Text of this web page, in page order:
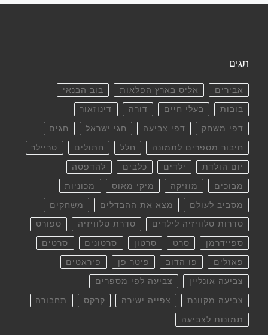
תגים
אבירים אליס בארץ הפלאות בוב הבנאי
בובות בעלי חיים דורה דינוזאור
דפי משחק דפי צביעה חגי ישראל חגים
חיבור מספרים לתמונה חלל חתולים טריילר
יום הולדת ילדים כלבים להדפסה
מבוכים מוזיקה מיקי מאוס מכוניות
מסביב לעולם מצא את ההבדלים משחקים
סדרות טלוויזיה לילדים סדרת טלוויזיה ספורט
ספיידרמן סרט סרטון סרטונים סרטים
פאזלים פו הדוב פיטר פן פיראטים
צביעה אונליין צביעה לפי מספרים
צביעה מקוונת צפייה ישירה קרקס תחבורה
תמונות לצביעה